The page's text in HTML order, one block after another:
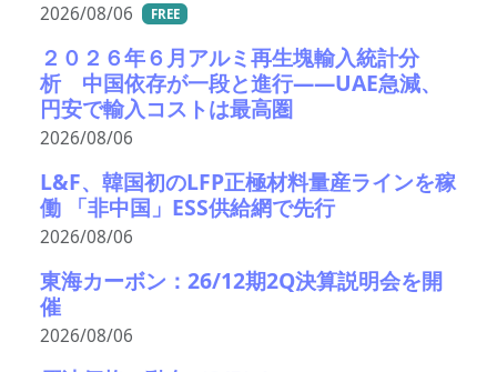
2026/08/06 FREE
２０２６年６月アルミ再生塊輸入統計分
析 中国依存が一段と進行――UAE急減、
円安で輸入コストは最高圏
2026/08/06
L&F、韓国初のLFP正極材料量産ラインを稼
働 「非中国」ESS供給網で先行
2026/08/06
東海カーボン：26/12期2Q決算説明会を開
催
2026/08/06